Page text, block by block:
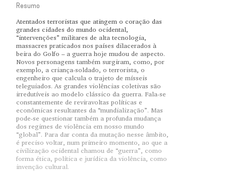
Resumo
Atentados terroristas que atingem o coração das
grandes cidades do mundo ocidental,
“intervenções” militares de alta tecnologia,
massacres praticados nos países dilacerados à
beira do Golfo – a guerra hoje mudou de aspecto.
Novos personagens também surgiram, como, por
exemplo, a criança-soldado, o terrorista, o
engenheiro que calcula o trajeto de mísseis
teleguiados. As grandes violências coletivas são
irredutíveis ao modelo clássico da guerra. Fala-se
constantemente de reviravoltas políticas e
econômicas resultantes da “mundialização”. Mas
pode-se questionar também a profunda mudança
dos regimes de violência em nosso mundo
“global”. Para dar conta da mutação nesse âmbito,
é preciso voltar, num primeiro momento, ao que a
civilização ocidental chamou de “guerra”, como
forma ética, política e jurídica da violência, como
invenção cultural.